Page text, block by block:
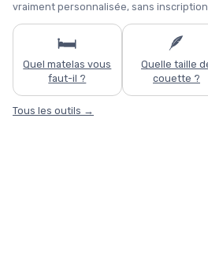
vraiment personnalisée, sans
🛏️
Quel matelas vous
faut-il ?
🪶
Quelle taille
couette ?
Tous les outils →